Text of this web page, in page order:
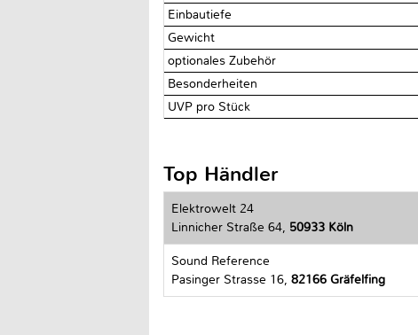
Einbautiefe
Gewicht
optionales Zubehör
Besonderheiten
UVP pro Stück
Top Händler
Elektrowelt 24
Linnicher Straße 64, 50933 Köln
Sound Reference
Pasinger Strasse 16, 82166 Gräfelfing